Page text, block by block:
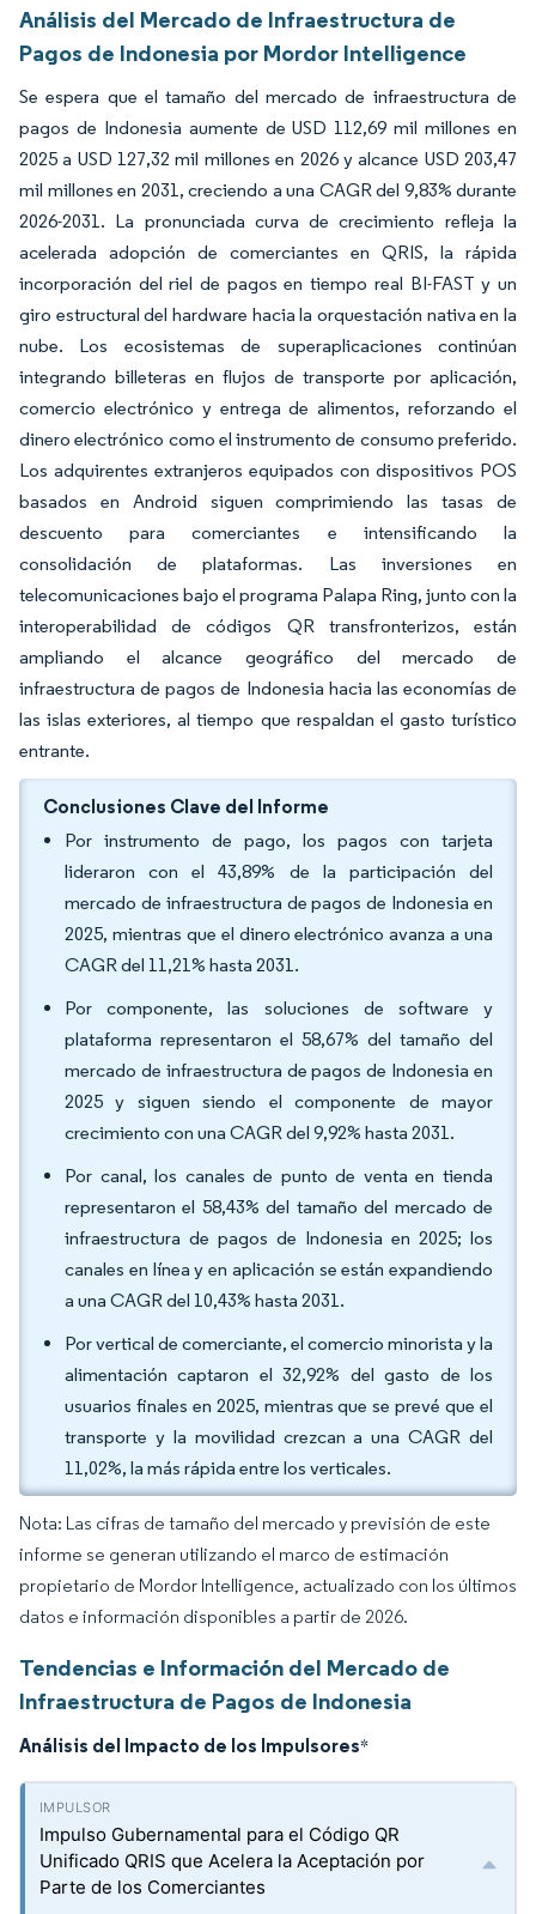
Análisis del Mercado de Infraestructura de
Pagos de Indonesia por Mordor Intelligence
Se espera que el tamaño del mercado de infraestructura de
pagos de Indonesia aumente de USD 112,69 mil millones en
2025 a USD 127,32 mil millones en 2026 y alcance USD 203,47
mil millones en 2031, creciendo a una CAGR del 9,83% durante
2026-2031. La pronunciada curva de crecimiento refleja la
acelerada adopción de comerciantes en QRIS, la rápida
incorporación del riel de pagos en tiempo real BI-FAST y un
giro estructural del hardware hacia la orquestación nativa en la
nube. Los ecosistemas de superaplicaciones continúan
integrando billeteras en flujos de transporte por aplicación,
comercio electrónico y entrega de alimentos, reforzando el
dinero electrónico como el instrumento de consumo preferido.
Los adquirentes extranjeros equipados con dispositivos POS
basados en Android siguen comprimiendo las tasas de
descuento para comerciantes e intensificando la
consolidación de plataformas. Las inversiones en
telecomunicaciones bajo el programa Palapa Ring, junto con la
interoperabilidad de códigos QR transfronterizos, están
ampliando el alcance geográfico del mercado de
infraestructura de pagos de Indonesia hacia las economías de
las islas exteriores, al tiempo que respaldan el gasto turístico
entrante.
Conclusiones Clave del Informe
Por instrumento de pago, los pagos con tarjeta
lideraron con el 43,89% de la participación del
mercado de infraestructura de pagos de Indonesia en
2025, mientras que el dinero electrónico avanza a una
CAGR del 11,21% hasta 2031.
Por componente, las soluciones de software y
plataforma representaron el 58,67% del tamaño del
mercado de infraestructura de pagos de Indonesia en
2025 y siguen siendo el componente de mayor
crecimiento con una CAGR del 9,92% hasta 2031.
Por canal, los canales de punto de venta en tienda
representaron el 58,43% del tamaño del mercado de
infraestructura de pagos de Indonesia en 2025; los
canales en línea y en aplicación se están expandiendo
a una CAGR del 10,43% hasta 2031.
Por vertical de comerciante, el comercio minorista y la
alimentación captaron el 32,92% del gasto de los
usuarios finales en 2025, mientras que se prevé que el
transporte y la movilidad crezcan a una CAGR del
11,02%, la más rápida entre los verticales.
Nota: Las cifras de tamaño del mercado y previsión de este
informe se generan utilizando el marco de estimación
propietario de Mordor Intelligence, actualizado con los últimos
datos e información disponibles a partir de 2026.
Tendencias e Información del Mercado de
Infraestructura de Pagos de Indonesia
Análisis del Impacto de los Impulsores*
Impulso Gubernamental para el Código QR
Unificado QRIS que Acelera la Aceptación por
Parte de los Comerciantes